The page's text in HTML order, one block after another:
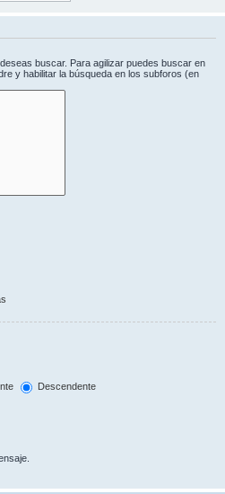
buscar. Para agilizar puedes buscar en
y habilitar la búsqueda en los subforos (en
Descendente